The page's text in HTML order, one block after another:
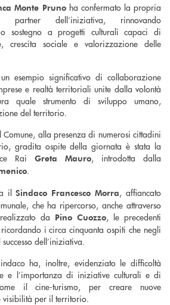
Monte Prunoha confermato la propria
partner dell’iniziativa, rinnovando
sostegno a progetti culturali capaci di
crescita sociale e valorizzazione delle
un esempio significativo di collaborazione
e realtà territoriali unite dalla volontà
quale strumento di sviluppo umano,
del territorio.
alla presenza di numerosi cittadini
gradita ospite della giornata è stata la
Rai Greta Mauro, introdotta dalla
.
ilSindaco Francesco Morra, affiancato
che ha ripercorso, anche attraverso
da Pino Cuozzo, le precedenti
i circa cinquanta ospiti che negli
dell’iniziativa.
ha, inoltre, evidenziato le difficoltà
e l’importanza di iniziative culturali e di
il cine-turismo, per creare nuove
visibilità per il territorio.